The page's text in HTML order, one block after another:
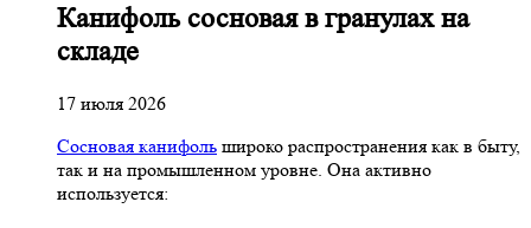
Канифоль сосновая в гранулах на
складе
17 июля 2026
Сосновая канифоль широко распространения как в быту,
так и на промышленном уровне. Она активно
используется: